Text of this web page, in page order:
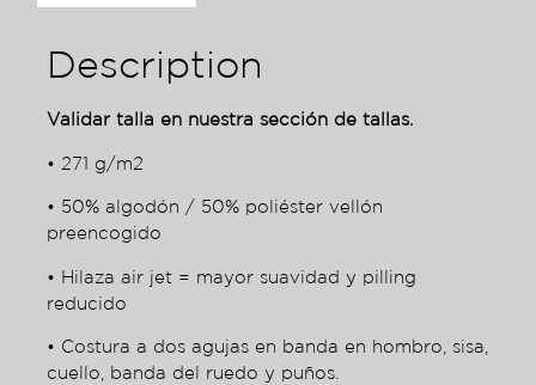
Description
Validar talla en nuestra sección de tallas.
• 271 g/m2
• 50% algodón / 50% poliéster vellón
preencogido
• Hilaza air jet = mayor suavidad y pilling
reducido
• Costura a dos agujas en banda en hombro, sisa,
cuello, banda del ruedo y puños.